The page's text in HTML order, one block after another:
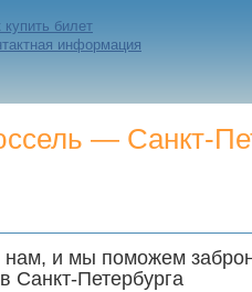
купить билет
информация
— Санкт-
нам, и мы поможем
Санкт-Петербурга